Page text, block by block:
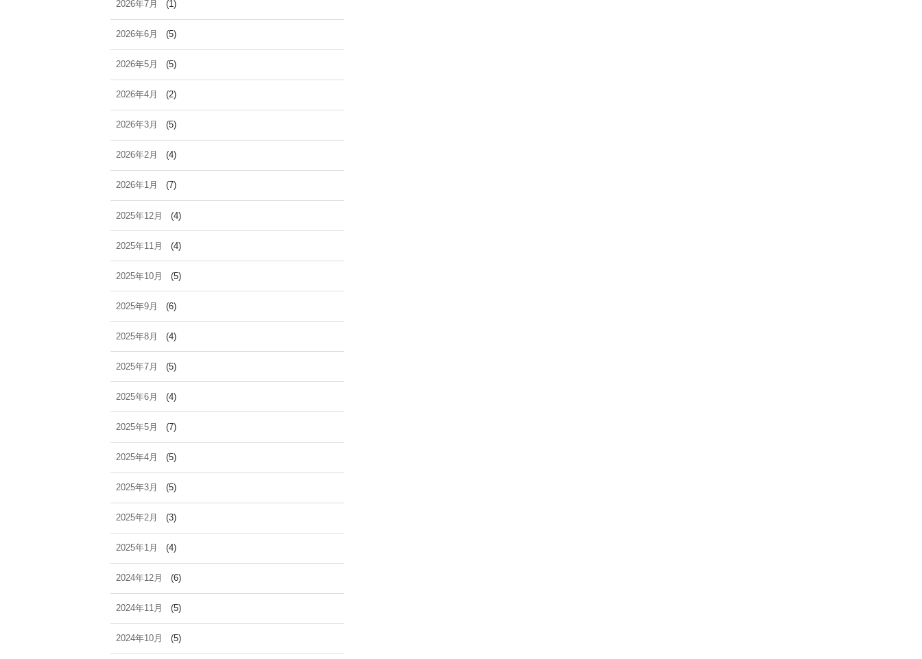
2026年7月 (1)
2026年6月 (5)
2026年5月 (5)
2026年4月 (2)
2026年3月 (5)
2026年2月 (4)
2026年1月 (7)
2025年12月 (4)
2025年11月 (4)
2025年10月 (5)
2025年9月 (6)
2025年8月 (4)
2025年7月 (5)
2025年6月 (4)
2025年5月 (7)
2025年4月 (5)
2025年3月 (5)
2025年2月 (3)
2025年1月 (4)
2024年12月 (6)
2024年11月 (5)
2024年10月 (5)